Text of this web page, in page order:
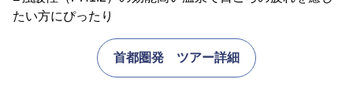
たい方にぴったり
首都圏発 ツアー詳細